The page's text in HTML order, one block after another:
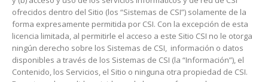
ofrecidos dentro del Sitio (los “Sistemas de CSI”) solamente de la
forma expresamente permitida por CSI. Con la excepción de esta
licencia limitada, al permitirle el acceso a este Sitio CSI no le otorga
ningún derecho sobre los Sistemas de CSI, información o datos
disponibles a través de los Sistemas de CSI (la “Información”), el
Contenido, los Servicios, el Sitio o ninguna otra propiedad de CSI.